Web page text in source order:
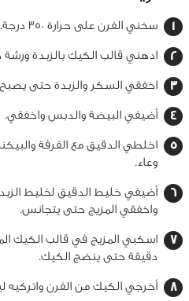
سخني الفرن على حرارة 350 درجة.
ادهني قالب الكيك بالزبدة ورشة
اخفقي السكر والزبدة حتى
أضيفي البيضة والدبس واخفقي.
اخلطي الدقيق مع القرفة
وعاء.
أضيفي خليط الدقيق لخليط
واخفقي المزيج حتى يتجانس.
دقيقة حتى ينضج الكيك.
أخرجي الكيك من الفرن واتركيه ليبرد